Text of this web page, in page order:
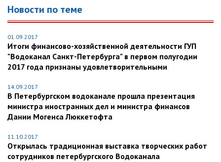
Новости по теме
01.09.2017
Итоги финансово-хозяйственной деятельности ГУП
"Водоканал Санкт-Петербурга" в первом полугодии
2017 года признаны удовлетворительными
14.09.2017
В Петербургском водоканале прошла презентация
министра иностранных дел и министра финансов
Дании Могенса Люккетофта
11.10.2017
Открылась традиционная выставка творческих работ
сотрудников петербургского Водоканала